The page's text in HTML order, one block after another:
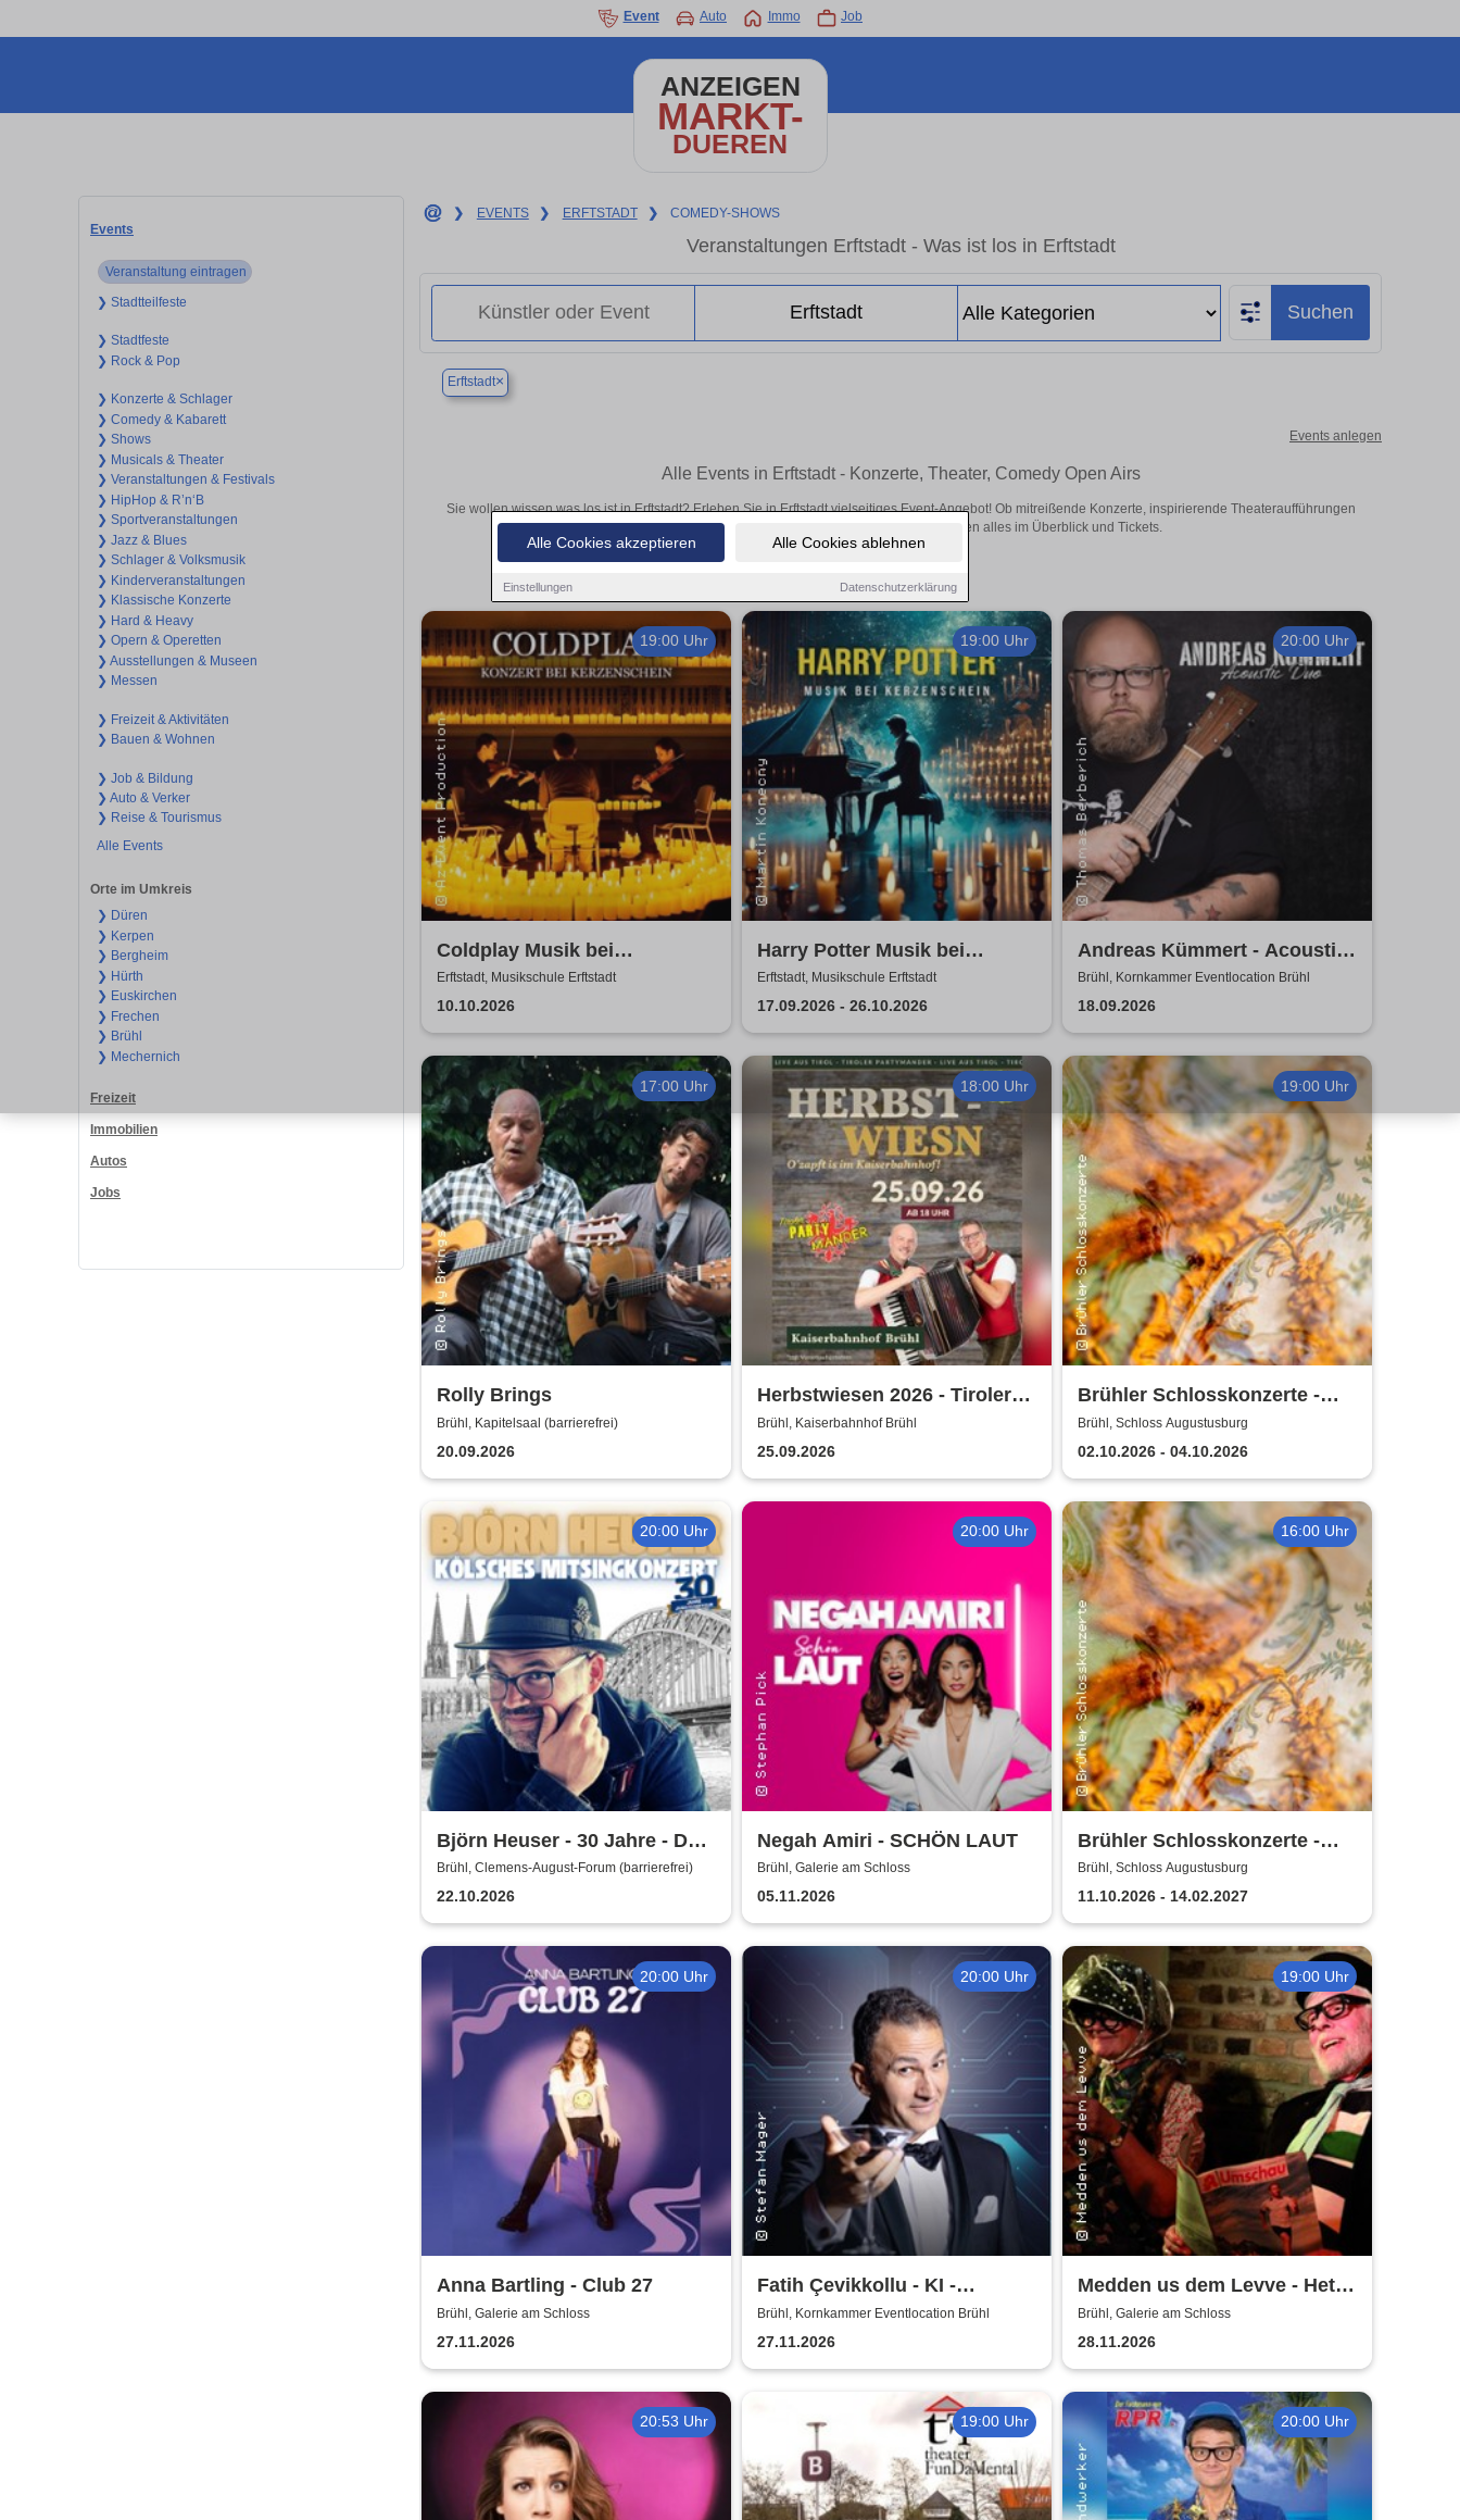
Alle Cookies akzeptieren Alle Cookies ablehnen
Einstellungen Datenschutzerklärung
Event Auto Immo Job
ANZEIGEN
MARKT-
DUEREN
Events
Veranstaltung eintragen
❯ Stadtteilfeste
❯ Stadtfeste
❯ Rock & Pop
❯ Konzerte & Schlager
❯ Comedy & Kabarett
❯ Shows
❯ Musicals & Theater
❯ Veranstaltungen & Festivals
❯ HipHop & R’n‘B
❯ Sportveranstaltungen
❯ Jazz & Blues
❯ Schlager & Volksmusik
❯ Kinderveranstaltungen
❯ Klassische Konzerte
❯ Hard & Heavy
❯ Opern & Operetten
❯ Ausstellungen & Museen
❯ Messen
❯ Freizeit & Aktivitäten
❯ Bauen & Wohnen
❯ Job & Bildung
❯ Auto & Verker
❯ Reise & Tourismus
Alle Events
Orte im Umkreis
❯ Düren
❯ Kerpen
❯ Bergheim
❯ Hürth
❯ Euskirchen
❯ Frechen
❯ Brühl
❯ Mechernich
Freizeit
Immobilien
Autos
Jobs
❯ EVENTS ❯ ERFTSTADT ❯ COMEDY-SHOWS
Veranstaltungen Erftstadt - Was ist los in Erftstadt
Suchen
Erftstadt×
Events anlegen
Alle Events in Erftstadt - Konzerte, Theater, Comedy Open Airs
Sie wollen wissen was los ist in Erftstadt? Erleben Sie in Erftstadt vielseitiges Event-Angebot! Ob mitreißende Konzerte, inspirierende Theateraufführungen
oder aufregende Veranstaltungen in Erftstadt – hier finden alles im Überblick und Tickets.
19:00 Uhr
Coldplay Musik bei
Kerzenschein
Erftstadt, Musikschule Erftstadt
10.10.2026
19:00 Uhr
Harry Potter Musik bei
Kerzenschein
Erftstadt, Musikschule Erftstadt
17.09.2026 - 26.10.2026
20:00 Uhr
Andreas Kümmert - Acoustic
Duo
Brühl, Kornkammer Eventlocation Brühl
18.09.2026
17:00 Uhr
Rolly Brings
Brühl, Kapitelsaal (barrierefrei)
20.09.2026
18:00 Uhr
Herbstwiesen 2026 - Tiroler
Partymander live |
Kaiserbahnhof Brühl
Brühl, Kaiserbahnhof Brühl
25.09.2026
19:00 Uhr
Brühler Schlosskonzerte -
Haydn-Festival 2026
Brühl, Schloss Augustusburg
02.10.2026 - 04.10.2026
20:00 Uhr
Björn Heuser - 30 Jahre - Das
Jubiläumskonzert
Brühl, Clemens-August-Forum (barrierefrei)
22.10.2026
20:00 Uhr
Negah Amiri - SCHÖN LAUT
Brühl, Galerie am Schloss
05.11.2026
16:00 Uhr
Brühler Schlosskonzerte -
Bach um vier 2026/27
Brühl, Schloss Augustusburg
11.10.2026 - 14.02.2027
20:00 Uhr
Anna Bartling - Club 27
Brühl, Galerie am Schloss
27.11.2026
20:00 Uhr
Fatih Çevikkollu - KI -
Kritische Intelligenz
Brühl, Kornkammer Eventlocation Brühl
27.11.2026
19:00 Uhr
Medden us dem Levve - Het
jet un do jet
Brühl, Galerie am Schloss
28.11.2026
20:53 Uhr 19:00 Uhr 20:00 Uhr